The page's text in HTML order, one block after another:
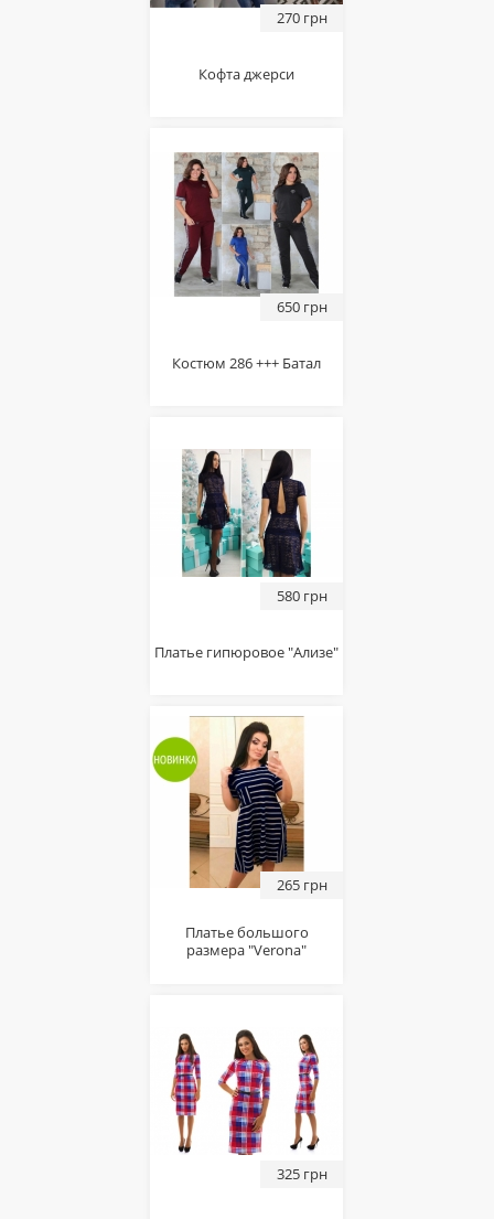
270 грн
Кофта джерси
650 грн
Костюм 286 +++ Батал
580 грн
Платье гипюровое "Ализе"
265 грн
Платье большого
размера "Verona"
325 грн